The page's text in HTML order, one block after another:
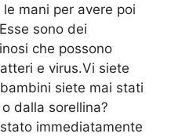
mani per avere poi
sono dei
che possono
e virus.Vi siete
siete mai stati
dalla sorellina?
immediatamente